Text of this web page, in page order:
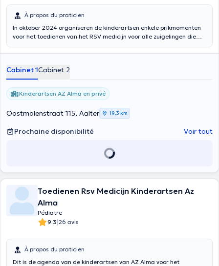
À propos du praticien
In oktober 2024 organiseren de kinderartsen enkele prikmomenten
voor het toedienen van het RSV medicijn voor alle zuigelingen die
hiervoor kunnen gemaakt worden via de agenda "Kinderartsen AZ
Cabinet 1Cabinet 2
Kinderartsen AZ Alma en privé
Oostmolenstraat 115, Aalter 19,3 km
Prochaine disponibilité Voir tout
Toedienen Rsv Medicijn Kinderartsen Az
Alma
Pédiatre
9.3|26 avis
À propos du praticien
Dit is de agenda van de kinderartsen van AZ Alma voor het